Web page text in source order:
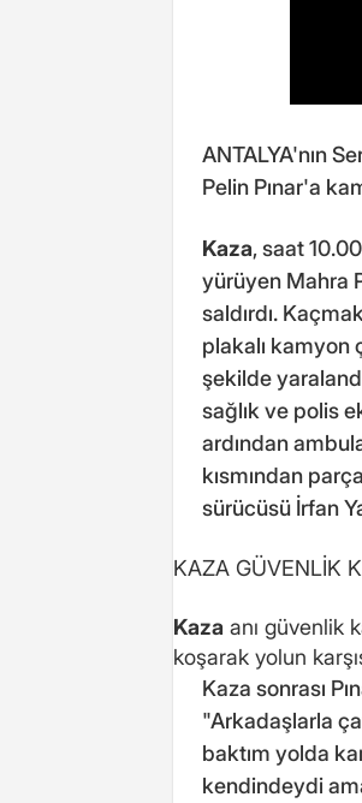
ANTALYA'nın
Pelin Pınar'a
Kaza, saat
yürüyen Mahra
saldırdı.
plakalı kamyon
şekilde
sağlık ve polis
ardından
kısmından
sürücüsü İrfan
KAZA GÜVENLİK
Kaza anı güvenlik
koşarak yolun
Kaza sonrası
"Arkadaşlarla
baktım yolda
kendindeydi